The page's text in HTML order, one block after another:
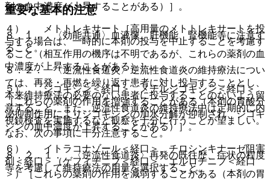
剤の血中濃度が上昇することがある）］。
４）． メトトレキサート［高用量のメトトレキサートを投
与する場合は、一時的に本剤の投与を中止することを考慮す
ること（相互作用の機序は不明であるが、これらの薬剤の血
中濃度が上昇することがある）］。
５）． ジゴキシン＜経口＞、メチルジゴキシン＜経口＞
［これらの薬剤の作用を増強することがある（本剤の胃酸分
泌抑制作用によりジゴキシンの加水分解が抑制され、ジゴキ
シンの血中濃度が上昇することがある）］。
６）． イトラコナゾール＜経口＞、チロシンキナーゼ阻害
剤＜経口＞（ゲフィチニブ＜経口＞、エルロチニブ＜経口
＞）［これらの薬剤の作用を減弱することがある（本剤の胃
重要な基本的注意
８．１． 〈効能共通〉血液像、肝機能、腎機能等に注意す
ること。
８．２． 〈逆流性食道炎〉逆流性食道炎の維持療法につい
ては、再発・再燃を繰り返す患者に対し投与することとし、
本来維持療法の必要のない患者に投与することのないよう留
意すること。また、逆流性食道炎の維持療法中は定期的に内
視鏡検査を実施するなど観察を十分に行うことが望ましい。
なお、次の事項に十分注意すること。
８．２．１． 〈逆流性食道炎〉再発の既往歴、症状の程度
等を考慮して維持療法の用量を選択すること。